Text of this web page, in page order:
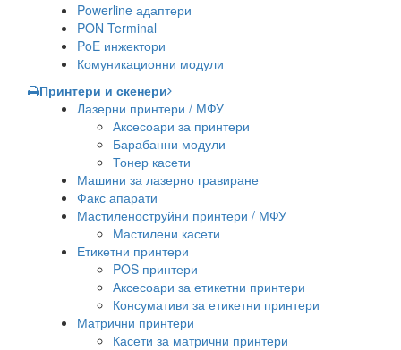
Powerline адаптери
PON Terminal
PoE инжектори
Комуникационни модули
Принтери и скенери
Лазерни принтери / МФУ
Аксесоари за принтери
Барабанни модули
Тонер касети
Машини за лазерно гравиране
Факс апарати
Мастиленоструйни принтери / МФУ
Мастилени касети
Етикетни принтери
POS принтери
Аксесоари за етикетни принтери
Консумативи за етикетни принтери
Матрични принтери
Касети за матрични принтери